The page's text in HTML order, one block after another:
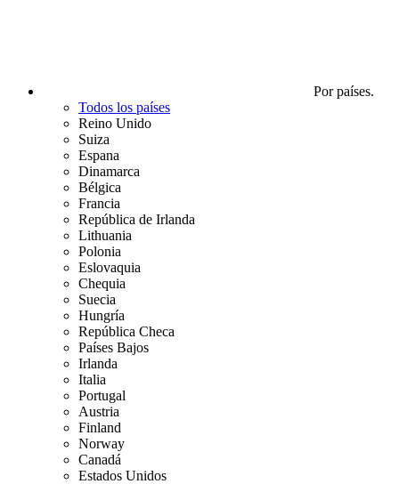
Por países.
Todos los países
Reino Unido
Suiza
Espana
Dinamarca
Bélgica
Francia
República de Irlanda
Lithuania
Polonia
Eslovaquia
Chequia
Suecia
Hungría
República Checa
Países Bajos
Irlanda
Italia
Portugal
Austria
Finland
Norway
Canadá
Estados Unidos